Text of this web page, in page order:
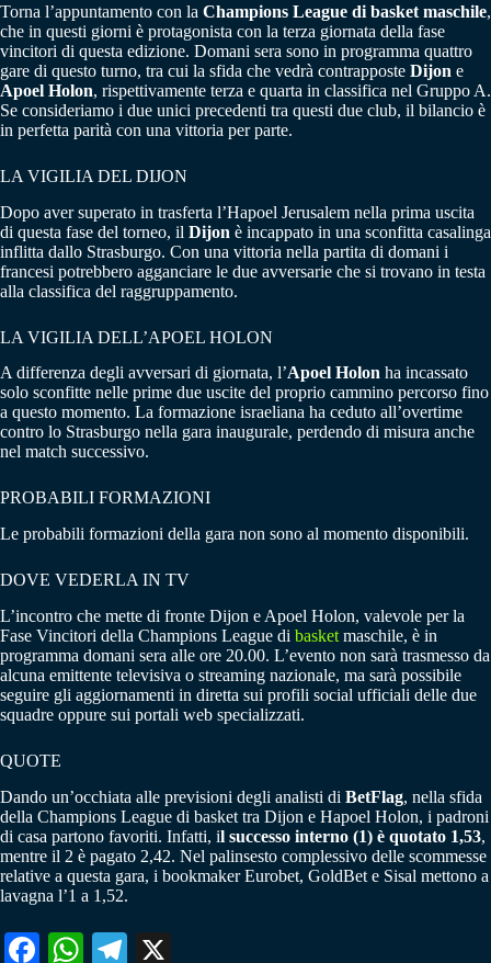
Torna l’appuntamento con la Champions League di basket maschile,
che in questi giorni è protagonista con la terza giornata della fase
vincitori di questa edizione. Domani sera sono in programma quattro
gare di questo turno, tra cui la sfida che vedrà contrapposte Dijon e
Apoel Holon, rispettivamente terza e quarta in classifica nel Gruppo A.
Se consideriamo i due unici precedenti tra questi due club, il bilancio è
in perfetta parità con una vittoria per parte.
LA VIGILIA DEL DIJON
Dopo aver superato in trasferta l’Hapoel Jerusalem nella prima uscita
di questa fase del torneo, il Dijon è incappato in una sconfitta casalinga
inflitta dallo Strasburgo. Con una vittoria nella partita di domani i
francesi potrebbero agganciare le due avversarie che si trovano in testa
alla classifica del raggruppamento.
LA VIGILIA DELL’APOEL HOLON
A differenza degli avversari di giornata, l’Apoel Holon ha incassato
solo sconfitte nelle prime due uscite del proprio cammino percorso fino
a questo momento. La formazione israeliana ha ceduto all’overtime
contro lo Strasburgo nella gara inaugurale, perdendo di misura anche
nel match successivo.
PROBABILI FORMAZIONI
Le probabili formazioni della gara non sono al momento disponibili.
DOVE VEDERLA IN TV
L’incontro che mette di fronte Dijon e Apoel Holon, valevole per la
Fase Vincitori della Champions League di basket maschile, è in
programma domani sera alle ore 20.00. L’evento non sarà trasmesso da
alcuna emittente televisiva o streaming nazionale, ma sarà possibile
seguire gli aggiornamenti in diretta sui profili social ufficiali delle due
squadre oppure sui portali web specializzati.
QUOTE
Dando un’occhiata alle previsioni degli analisti di BetFlag, nella sfida
della Champions League di basket tra Dijon e Hapoel Holon, i padroni
di casa partono favoriti. Infatti, il successo interno (1) è quotato 1,53,
mentre il 2 è pagato 2,42. Nel palinsesto complessivo delle scommesse
relative a questa gara, i bookmaker Eurobet, GoldBet e Sisal mettono a
lavagna l’1 a 1,52.
Fa W
Te